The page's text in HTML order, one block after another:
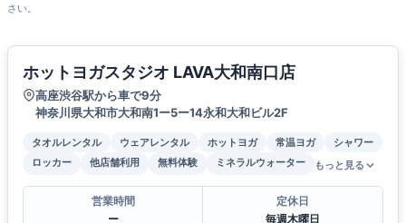
さい。
ホットヨガスタジオ LAVA大和南口店
高座渋谷駅から車で9分
神奈川県大和市大和南1ー5ー14永和大和ビル2F
タオルレンタル ウェアレンタル ホットヨガ 常温ヨガ
シャワー
ロッカー
他店舗利用 無料体験 ミネラルウォーター もっと見る
営業時間
ー
定休日
毎週木曜日